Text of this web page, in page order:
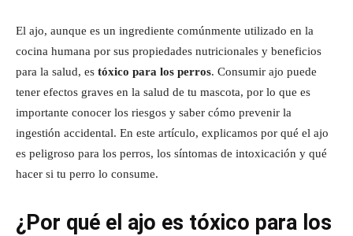
El ajo, aunque es un ingrediente comúnmente utilizado en la
cocina humana por sus propiedades nutricionales y beneficios
para la salud, es tóxico para los perros. Consumir ajo puede
tener efectos graves en la salud de tu mascota, por lo que es
importante conocer los riesgos y saber cómo prevenir la
ingestión accidental. En este artículo, explicamos por qué el ajo
es peligroso para los perros, los síntomas de intoxicación y qué
hacer si tu perro lo consume.
¿Por qué el ajo es tóxico para los